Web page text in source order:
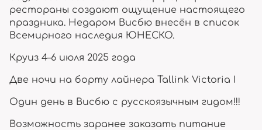
рестораны создают ощущение настоящего
праздника. Недаром Висбю внесён в список
Всемирного наследия ЮНЕСКО.
Круиз 4–6 июля 2025 года
Две ночи на борту лайнера Tallink Victoria I
Один день в Висбю с русскоязычным гидом!!!
Возможность заранее заказать питание